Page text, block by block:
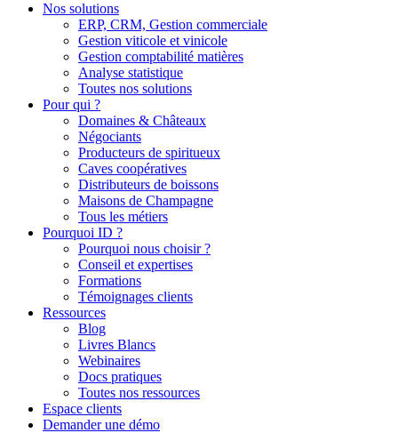
Nos solutions
ERP, CRM, Gestion commerciale
Gestion viticole et vinicole
Gestion comptabilité matières
Analyse statistique
Toutes nos solutions
Pour qui ?
Domaines & Châteaux
Négociants
Producteurs de spiritueux
Caves coopératives
Distributeurs de boissons
Maisons de Champagne
Tous les métiers
Pourquoi ID ?
Pourquoi nous choisir ?
Conseil et expertises
Formations
Témoignages clients
Ressources
Blog
Livres Blancs
Webinaires
Docs pratiques
Toutes nos ressources
Espace clients
Demander une démo